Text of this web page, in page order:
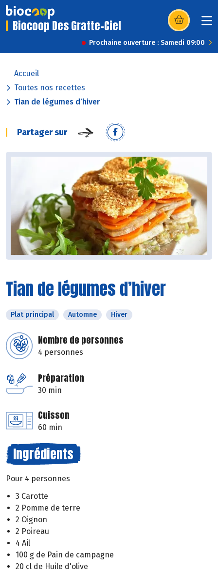
Biocoop Des Gratte-Ciel (s’ouvre dans
Prochaine ouverture : Samedi 09:00
Accueil
Toutes nos recettes
Tian de légumes d’hiver
Partager sur
Tian de légumes d’hiver
Plat principal Automne Hiver
Nombre de personnes
4 personnes
Préparation
30 min
Cuisson
60 min
Ingrédients
Pour 4 personnes
3 Carotte
2 Pomme de terre
2 Oignon
2 Poireau
4 Ail
100 g de Pain de campagne
20 cl de Huile d'olive